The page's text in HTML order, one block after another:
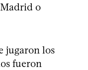
o
jugaron los
fueron